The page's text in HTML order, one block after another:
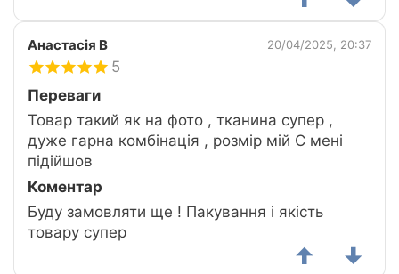
Анастасія В 20/04/2025, 20:37
5
Переваги
Товар такий як на фото , тканина супер ,
дуже гарна комбінація , розмір мій С мені
підійшов
Коментар
Буду замовляти ще ! Пакування і якість
товару супер